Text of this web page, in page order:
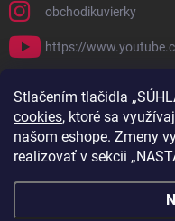
Stlačením tlačidla
cookies, ktoré sa
našom eshope. Zmeny
realizovať v sekcii
obchodikuvierky
https://
PRIJÍMAME ONLINE